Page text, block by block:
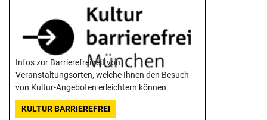
Infos zur Barrierefreiheit von
Veranstaltungsorten, welche Ihnen den Besuch
von Kultur-Angeboten erleichtern können.
KULTUR BARRIEREFREI